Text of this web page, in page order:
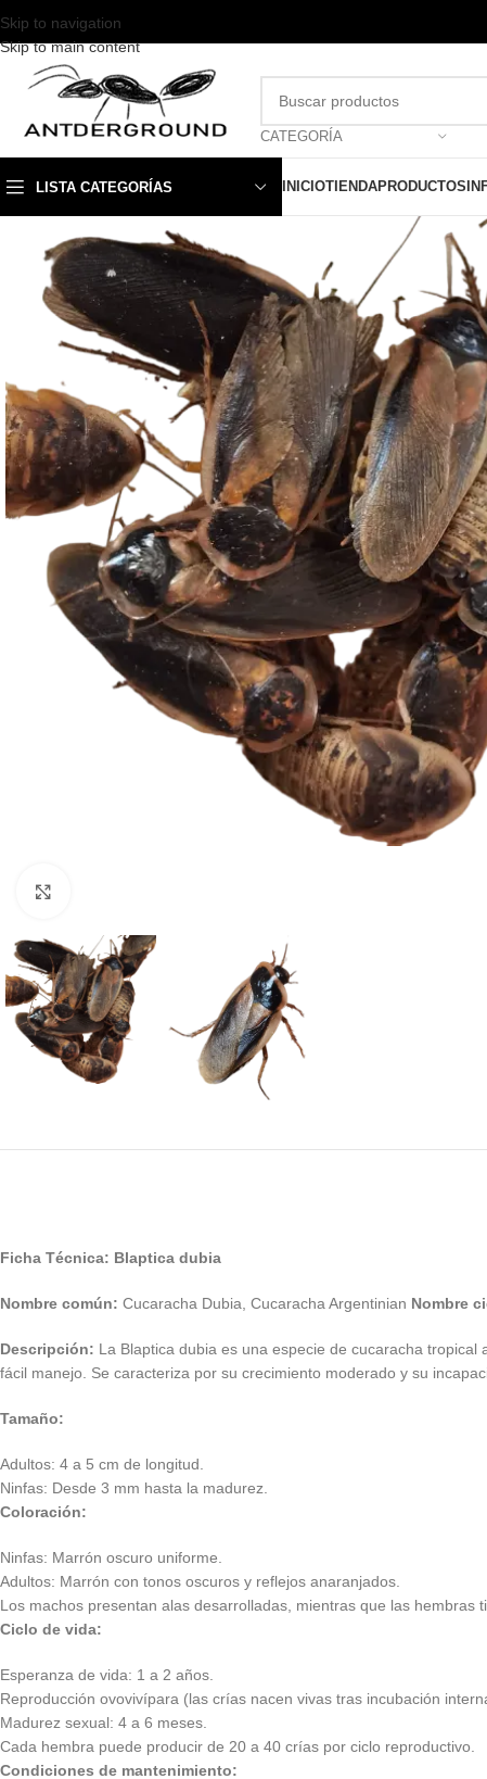
Skip to navigation
Skip to main content
CATEGORÍA
LISTA CATEGORÍAS INICIOTIENDAPRODUCTOS
Ficha Técnica: Blaptica dubia
Nombre común: Cucaracha Dubia, Cucaracha Argentinian Nombre
Descripción: La Blaptica dubia es una especie de cucaracha
fácil manejo. Se caracteriza por su crecimiento moderado y su
Tamaño:
Adultos: 4 a 5 cm de longitud.
Ninfas: Desde 3 mm hasta la madurez.
Coloración:
Ninfas: Marrón oscuro uniforme.
Adultos: Marrón con tonos oscuros y reflejos anaranjados.
Los machos presentan alas desarrolladas, mientras que las hembras
Ciclo de vida:
Esperanza de vida: 1 a 2 años.
Reproducción ovovivípara (las crías nacen vivas tras incubación
Madurez sexual: 4 a 6 meses.
Cada hembra puede producir de 20 a 40 crías por ciclo reproductivo.
Condiciones de mantenimiento: